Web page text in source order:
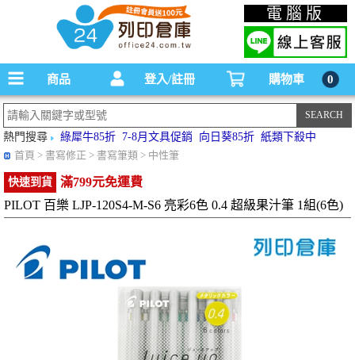
碳粉匣，墨水匣,原廠碳粉匣，副廠碳粉匣，環保碳粉匣,連續供墨印表機-office24列印
倉庫線上購物手機版
電腦版
商品 登入/註冊 購物車 0
熱門搜尋 綠犀牛85折 7-8月文具促銷 向日葵85折 紙類下殺中
首頁 > 書寫修正 > 書寫筆類 > 中性筆
快速到貨
滿799元免運費
PILOT 百樂 LJP-120S4-M-S6 亮彩6色 0.4 超級果汁筆 1組(6色)